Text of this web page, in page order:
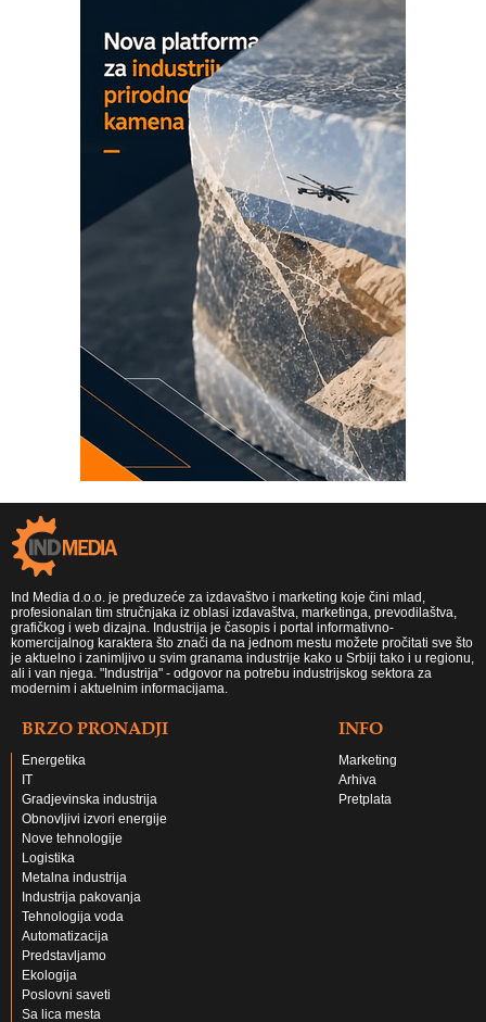
Ind Media d.o.o. je preduzeće za izdavaštvo i marketing koje čini mlad,
profesionalan tim stručnjaka iz oblasi izdavaštva, marketinga, prevodilaštva,
grafičkog i web dizajna. Industrija je časopis i portal informativno-
komercijalnog karaktera što znači da na jednom mestu možete pročitati sve što
je aktuelno i zanimljivo u svim granama industrije kako u Srbiji tako i u regionu,
ali i van njega. "Industrija" - odgovor na potrebu industrijskog sektora za
modernim i aktuelnim informacijama.
BRZO PRONADJI
Energetika
IT
Gradjevinska industrija
Obnovljivi izvori energije
Nove tehnologije
Logistika
Metalna industrija
Industrija pakovanja
Tehnologija voda
Automatizacija
Predstavljamo
Ekologija
Poslovni saveti
Sa lica mesta
INFO
Marketing
Arhiva
Pretplata